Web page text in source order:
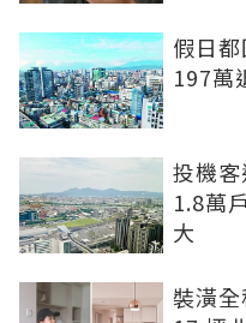
假日
197萬
投機
1.8萬
大
裝潢全